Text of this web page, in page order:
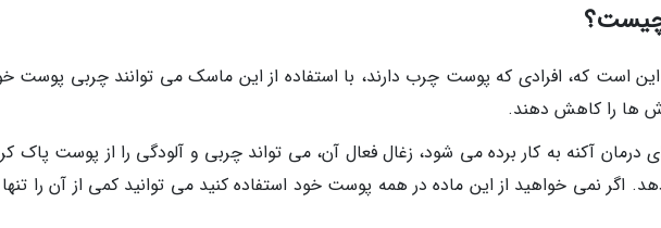
چیست؟
است که، افرادی که پوست چرب دارند، با استفاده از این ماسک می توانند چربی پوست
ها را کاهش دهند.
درمان آکنه به کار برده می شود، زغال فعال آن، می تواند چربی و آلودگی را از پوست پاک
نمی خواهید از این ماده در همه پوست خود استفاده کنید می توانید کمی از آن را